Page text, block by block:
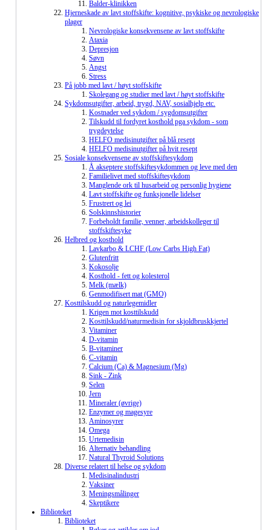
Balder-klinikken
Hjerneskade av lavt stoffskifte: kognitive, psykiske og nevrologiske
plager
Nevrologiske konsekvensene av lavt stoffskifte
Ataxia
Depresjon
Søvn
Angst
Stress
På jobb med lavt / høyt stoffskifte
Skolegang og studier med lavt / høyt stoffskifte
Sykdomsutgifter, arbeid, trygd, NAV, sosialhjelp etc.
Kostnader ved sykdom / sygdomsutgifter
Tilskudd til fordyret kosthold pga sykdom - som
trygdeytelse
HELFO medisinutgifter på blå resept
HELFO medisinutgifter på hvit resept
Sosiale konsekvensene av stoffskiftesykdom
Å akseptere stoffskiftesykdommen og leve med den
Familielivet med stoffskiftesykdom
Manglende ork til husarbeid og personlig hygiene
Lavt stoffskifte og funksjonelle lidelser
Frustrert og lei
Solskinnshistorier
Forbeholdt familie, venner, arbeidskolleger til
stoffskiftesyke
Helbred og kosthold
Lavkarbo & LCHF (Low Carbs High Fat)
Glutenfritt
Kokosolje
Kosthold - fett og kolesterol
Melk (mælk)
Genmodifisert mat (GMO)
Kosttilskudd og naturlegemidler
Krigen mot kosttilskudd
Kosttilskudd/naturmedisin for skjoldbruskkjertel
Vitaminer
D-vitamin
B-vitaminer
C-vitamin
Calcium (Ca) & Magnesium (Mg)
Sink - Zink
Selen
Jern
Mineraler (øvrige)
Enzymer og magesyre
Aminosyrer
Omega
Urtemedisin
Alternativ behandling
Natural Thyroid Solutions
Diverse relatert til helse og sykdom
Medisinalindustri
Vaksiner
Meningsmålinger
Skeptikere
Biblioteket
Biblioteket